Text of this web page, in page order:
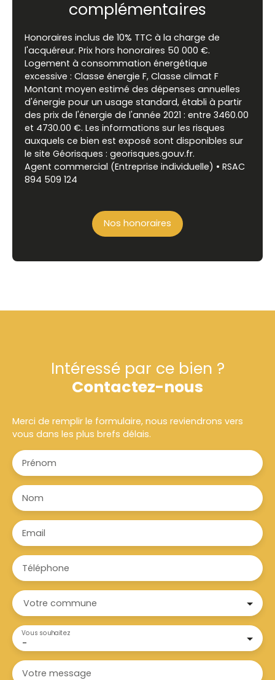
complémentaires
Honoraires inclus de 10% TTC à la charge de
l'acquéreur. Prix hors honoraires 50 000 €.
Logement à consommation énergétique
excessive : Classe énergie F, Classe climat F
Montant moyen estimé des dépenses annuelles
d'énergie pour un usage standard, établi à partir
des prix de l'énergie de l'année 2021 : entre 3460.00
et 4730.00 €. Les informations sur les risques
auxquels ce bien est exposé sont disponibles sur
le site Géorisques : georisques.gouv.fr.
Agent commercial (Entreprise individuelle) • RSAC
894 509 124
Nos honoraires
Intéressé par ce bien ?
Contactez-nous
Merci de remplir le formulaire, nous reviendrons vers
vous dans les plus brefs délais.
Prénom
Nom
Email
Téléphone
Votre commune
-
Vous souhaitez
Votre message